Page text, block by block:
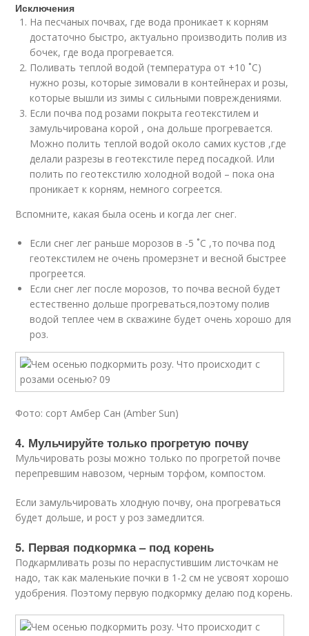
Исключения
На песчаных почвах, где вода проникает к корням
достаточно быстро, актуально производить полив из
бочек, где вода прогревается.
Поливать теплой водой (температура от +10 ˚C)
нужно розы, которые зимовали в контейнерах и розы,
которые вышли из зимы с сильными повреждениями.
Если почва под розами покрыта геотекстилем и
замульчирована корой , она дольше прогревается.
Можно полить теплой водой около самих кустов ,где
делали разрезы в геотекстиле перед посадкой. Или
полить по геотекстилю холодной водой – пока она
проникает к корням, немного согреется.
Вспомните, какая была осень и когда лег снег.
Если снег лег раньше морозов в -5 ˚C ,то почва под
геотекстилем не очень промерзнет и весной быстрее
прогреется.
Если снег лег после морозов, то почва весной будет
естественно дольше прогреваться,поэтому полив
водой теплее чем в скважине будет очень хорошо для
роз.
Фото: сорт Амбер Сан (Amber Sun)
4. Мульчируйте только прогретую почву
Мульчировать розы можно только по прогретой почве
перепревшим навозом, черным торфом, компостом.
Если замульчировать хлодную почву, она прогреваться
будет дольше, и рост у роз замедлится.
5. Первая подкормка – под корень
Подкармливать розы по нераспустившим листочкам не
надо, так как маленькие почки в 1-2 см не усвоят хорошо
удобрения. Поэтому первую подкормку делаю под корень.